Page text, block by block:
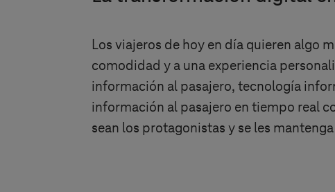
Los viajeros de hoy en día quieren algo
comodidad y a una experiencia
información al pasajero, tecnología
información al pasajero en tiempo real
sean los protagonistas y se les